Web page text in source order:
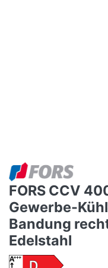
FORS CCV
Gewerbe-
Bandung
Edelstahl